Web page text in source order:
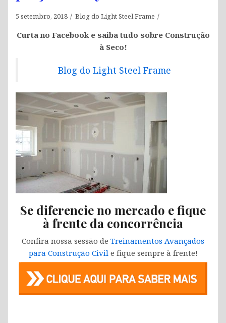
5 setembro, 2018 Blog do Light Steel Frame
Curta no Facebook e saiba tudo sobre Construção
à Seco!
Blog do Light Steel Frame
Se diferencie no mercado e fique
à frente da concorrência
Confira nossa sessão de Treinamentos Avançados
para Construção Civile fique sempre à frente!